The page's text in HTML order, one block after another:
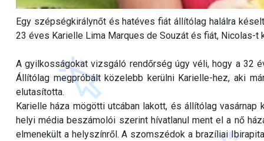
Egy szépségkirálynőt és hatéves fiát állítólag halálra
23 éves Karielle Lima Marques de Souzát és fiát, Nicolas-
A gyilkosságokat vizsgáló rendőrség úgy véli, hogy a 32
Állítólag megpróbált közelebb kerülni Karielle-hez, aki
elutasította.
Karielle háza mögötti utcában lakott, és állítólag
helyi média beszámolói szerint hívatlanul ment el a nő
elmenekült a helyszínről. A szomszédok a brazíliai